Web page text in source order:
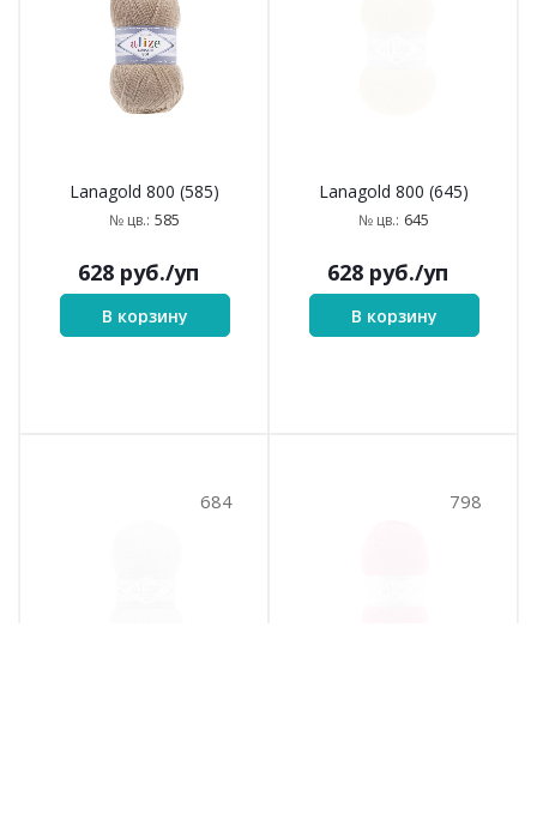
Lanagold 800 (585)
№ цв.: 585
628 руб./уп
В корзину
Lanagold 800 (645)
№ цв.: 645
628 руб./уп
В корзину
684 798